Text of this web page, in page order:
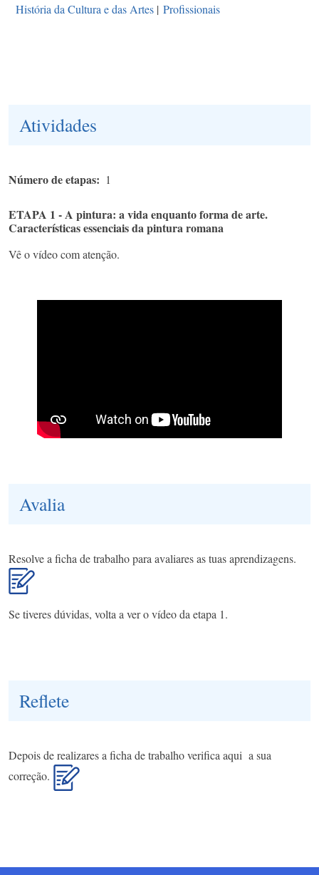
História da Cultura e das Artes | Profissionais
Atividades
Número de etapas 1
ETAPA 1 - A pintura: a vida enquanto forma de arte.​
Características essenciais da pintura romana
Vê o vídeo com atenção.
Avalia
Resolve a ficha de trabalho para avaliares as tuas aprendizagens.
Se tiveres dúvidas, volta a ver o vídeo da etapa 1.
Reflete
Depois de realizares a ficha de trabalho verifica aqui a sua
correção.